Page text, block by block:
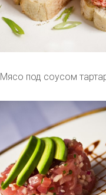
Мясо под соусом